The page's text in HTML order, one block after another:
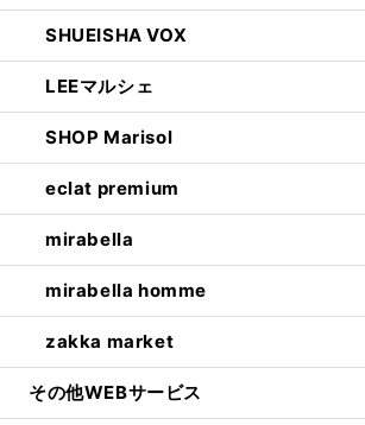
SHUEISHA VOX
LEEマルシェ
SHOP Marisol
eclat premium
mirabella
mirabella homme
zakka market
その他WEBサービス